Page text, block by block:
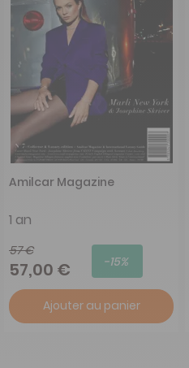
Amilcar Magazine
1 an
57 €
57,00 € -15%
Ajouter au panier